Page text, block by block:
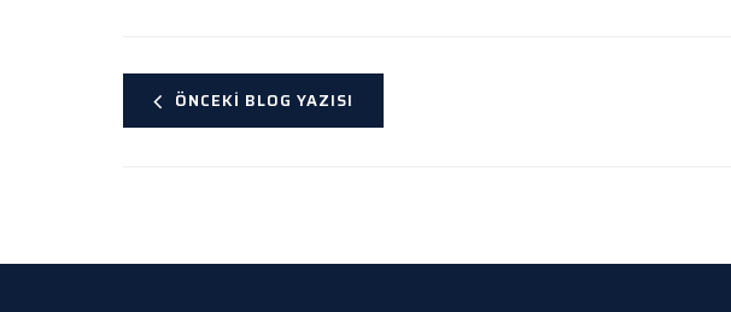
ÖNCEKI BLOG YAZISI